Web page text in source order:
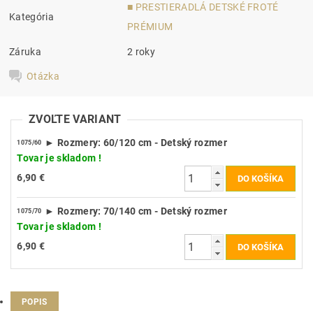
Kategória
■ PRESTIERADLÁ DETSKÉ FROTÉ
PRÉMIUM
Záruka 2 roky
Otázka
ZVOĽTE VARIANT
1075/60
► Rozmery: 60/120 cm - Detský rozmer
Tovar je skladom !
6,90 €
1075/70
► Rozmery: 70/140 cm - Detský rozmer
Tovar je skladom !
6,90 €
POPIS